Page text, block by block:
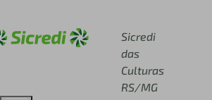
Sicredi
das
Culturas
RS/MG